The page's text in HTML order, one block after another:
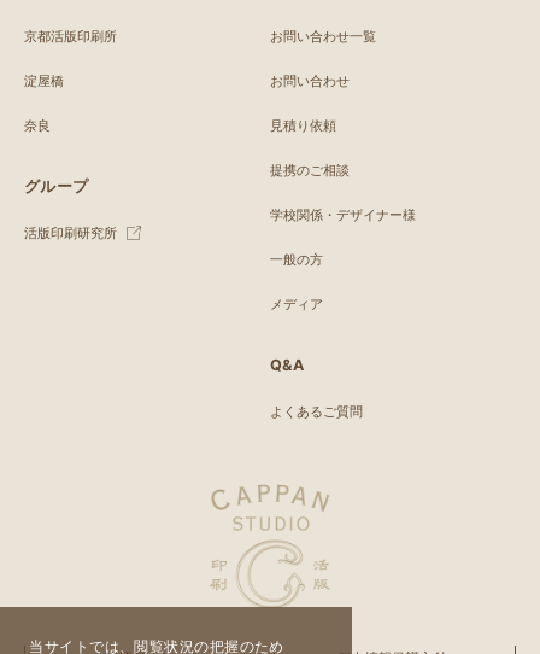
当サイトでは、閲覧状況の把握のため
京都活版印刷所
淀屋橋
奈良
グループ
活版印刷研究所
お問い合わせ一覧
お問い合わせ
見積り依頼
提携のご相談
学校関係・デザイナー様
一般の方
メディア
Q&A
よくあるご質問